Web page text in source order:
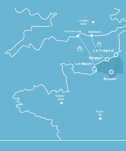
Le Havre
Dieppe
Le Tréport
Rennes
2h30
Tours
3h
Londres
3h30
Newhaven
Portsmouth
Rouen